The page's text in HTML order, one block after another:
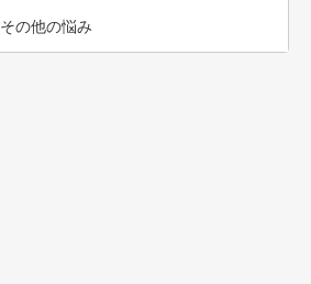
その他の悩み